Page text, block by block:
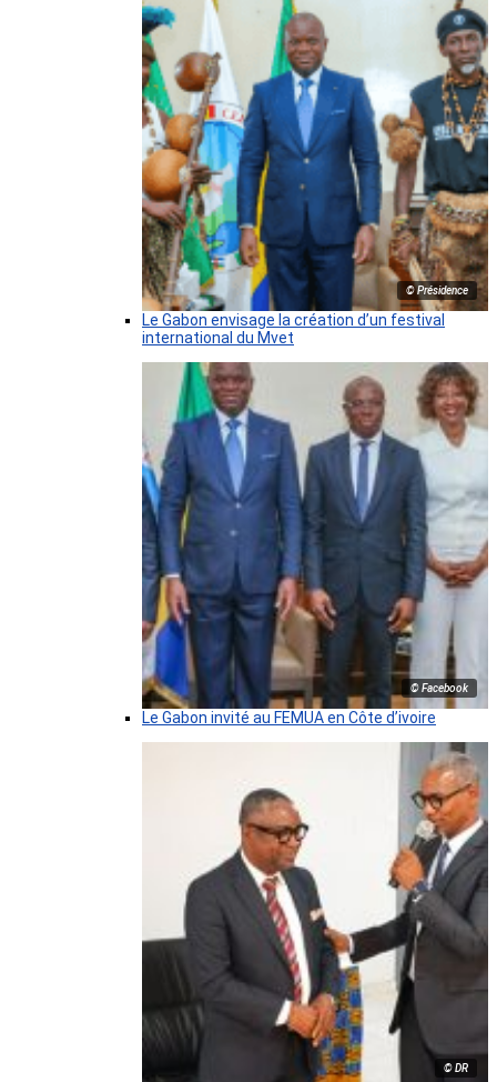
© Présidence
Le Gabon envisage la création d’un festival
international du Mvet
© Facebook
Le Gabon invité au FEMUA en Côte d’ivoire
© DR